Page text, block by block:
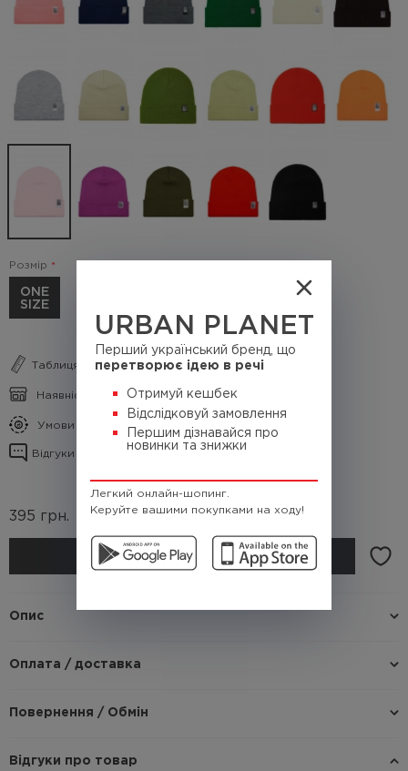
URBAN PLANET
Перший український бренд, що
перетворює ідею в речі
Отримуй кешбек
Відслідковуй замовлення
Першим дізнавайся про
новинки та знижки
Легкий онлайн-шопинг.
Керуйте вашими покупками на ходу!
Розмір
ONE
SIZE
Таблиця розмірів
Наявність в магазинах
Умови кешбеку
Відгуки про товар
395 грн. (Кешбек
КУПИТИ
Опис
Оплата / доставка
Повернення / Обмін
Відгуки про товар